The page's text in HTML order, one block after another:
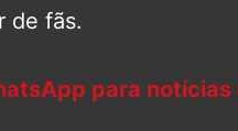
de fãs.
para